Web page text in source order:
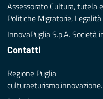
Assessorato Cultura, tutela
Politiche Migratorie,
InnovaPuglia S.p.A. Società
Contatti
Regione Puglia